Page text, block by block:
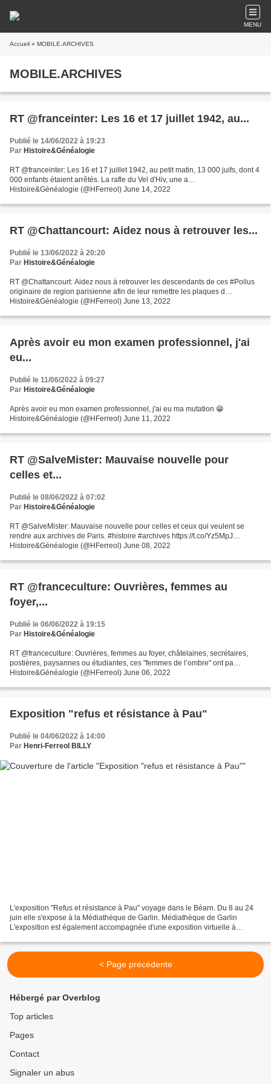
MENU
Accueil » MOBILE.ARCHIVES
MOBILE.ARCHIVES
RT @franceinter: Les 16 et 17 juillet 1942, au...
Publié le 14/06/2022 à 19:23
Par Histoire&Généalogie
RT @franceinter: Les 16 et 17 juillet 1942, au petit matin, 13 000 juifs, dont 4
000 enfants étaient arrêtés. La rafle du Vel d'Hiv, une a…
Histoire&Généalogie (@HFerreol) June 14, 2022
RT @Chattancourt: Aidez nous à retrouver les...
Publié le 13/06/2022 à 20:20
Par Histoire&Généalogie
RT @Chattancourt: Aidez nous à retrouver les descendants de ces #Poilus
originaire de region parisienne afin de leur remettre les plaques d…
Histoire&Généalogie (@HFerreol) June 13, 2022
Après avoir eu mon examen professionnel, j'ai
eu...
Publié le 11/06/2022 à 09:27
Par Histoire&Généalogie
Après avoir eu mon examen professionnel, j'ai eu ma mutation 😁
Histoire&Généalogie (@HFerreol) June 11, 2022
RT @SalveMister: Mauvaise nouvelle pour
celles et...
Publié le 08/06/2022 à 07:02
Par Histoire&Généalogie
RT @SalveMister: Mauvaise nouvelle pour celles et ceux qui veulent se
rendre aux archives de Paris. #histoire #archives https://t.co/Yz5MpJ…
Histoire&Généalogie (@HFerreol) June 08, 2022
RT @franceculture: Ouvrières, femmes au
foyer,...
Publié le 06/06/2022 à 19:15
Par Histoire&Généalogie
RT @franceculture: Ouvrières, femmes au foyer, châtelaines, secrétaires,
postières, paysannes ou étudiantes, ces "femmes de l’ombre" ont pa…
Histoire&Généalogie (@HFerreol) June 06, 2022
Exposition "refus et résistance à Pau"
Publié le 04/06/2022 à 14:00
Par Henri-Ferreol BILLY
L'exposition "Refus et résistance à Pau" voyage dans le Béarn. Du 8 au 24
juin elle s'expose à la Médiathèque de Garlin. Médiathèque de Garlin
L'exposition est également accompagnée d'une exposition virtuelle à
< Page précédente
Hébergé par Overblog
Top articles
Pages
Contact
Signaler un abus